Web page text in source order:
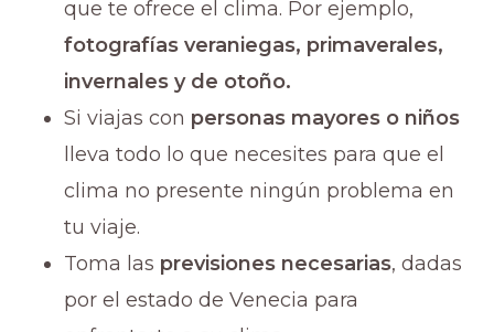
que te ofrece el clima. Por ejemplo,
fotografías veraniegas, primaverales,
invernales y de otoño.
Si viajas con personas mayores o niños
lleva todo lo que necesites para que el
clima no presente ningún problema en
tu viaje.
Toma las previsiones necesarias, dadas
por el estado de Venecia para